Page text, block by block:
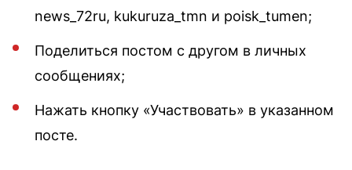
news_72ru, kukuruza_tmn и poisk_tumen;
Поделиться постом с другом в личных
сообщениях;
Нажать кнопку «Участвовать» в указанном
посте.